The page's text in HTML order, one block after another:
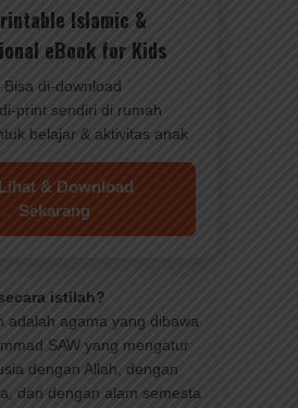
Islamic &
eBook for Kids
di-download
print sendiri di rumah
belajar & aktivitas anak
Lihat & Download
Sekarang
istilah?
adalah agama yang dibawa
SAW yang mengatur
dengan Allah, dengan
dan dengan alam semesta